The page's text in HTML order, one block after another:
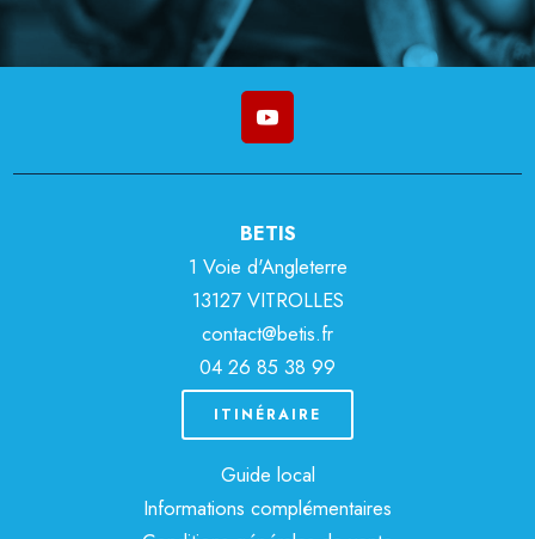
BETIS
1 Voie d'Angleterre
13127 VITROLLES
contact@betis.fr
04 26 85 38 99
ITINÉRAIRE
Guide local
Informations complémentaires